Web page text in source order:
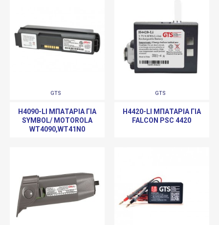
GTS
H4090-LI ΜΠΑΤΑΡΊΑ ΓΙΑ
SYMBOL/ MOTOROLA
WT4090,WT41N0
GTS
H4420-LI ΜΠΑΤΑΡΊΑ ΓΙΑ
FALCON PSC 4420